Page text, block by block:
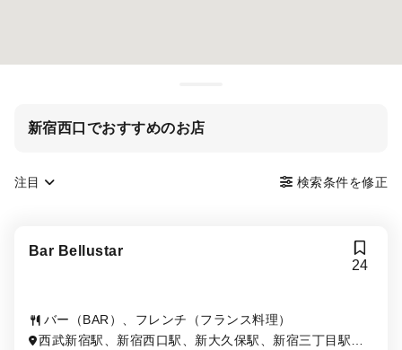
新宿西口でおすすめのお店
注目 検索条件を修正
Bar Bellustar
24
バー（BAR）、フレンチ（フランス料理）
西武新宿駅、新宿西口駅、新大久保駅、新宿三丁目駅、